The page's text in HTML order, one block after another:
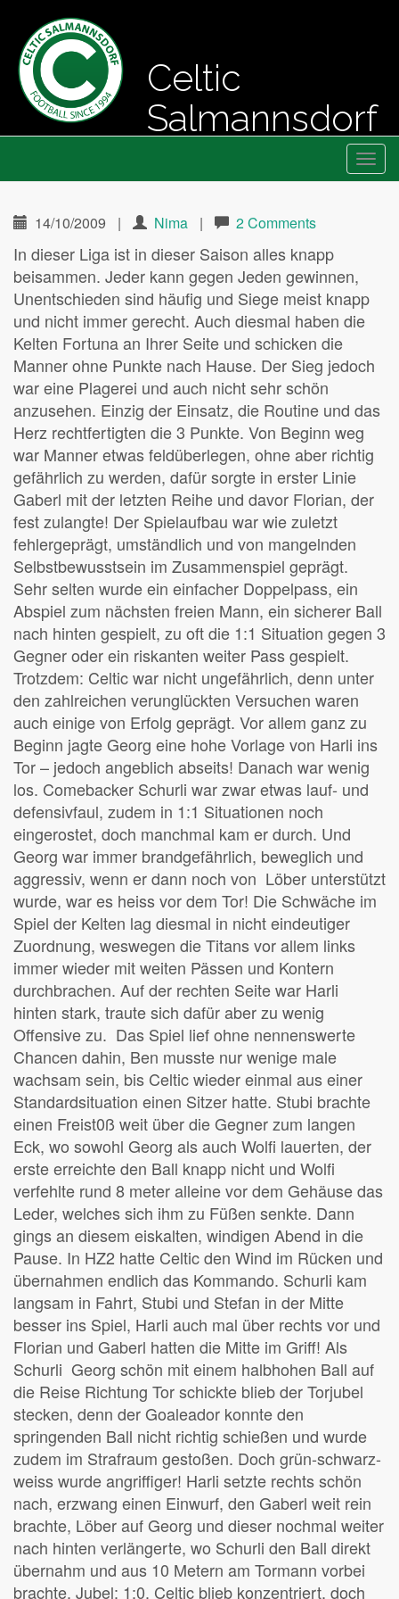
Celtic
Salmannsdorf
Menu
14/10/2009 | Nima | 2 Comments
In dieser Liga ist in dieser Saison alles knapp
beisammen. Jeder kann gegen Jeden gewinnen,
Unentschieden sind häufig und Siege meist knapp
und nicht immer gerecht. Auch diesmal haben die
Kelten Fortuna an Ihrer Seite und schicken die
Manner ohne Punkte nach Hause. Der Sieg jedoch
war eine Plagerei und auch nicht sehr schön
anzusehen. Einzig der Einsatz, die Routine und das
Herz rechtfertigten die 3 Punkte. Von Beginn weg
war Manner etwas feldüberlegen, ohne aber richtig
gefährlich zu werden, dafür sorgte in erster Linie
Gaberl mit der letzten Reihe und davor Florian, der
fest zulangte! Der Spielaufbau war wie zuletzt
fehlergeprägt, umständlich und von mangelnden
Selbstbewusstsein im Zusammenspiel geprägt.
Sehr selten wurde ein einfacher Doppelpass, ein
Abspiel zum nächsten freien Mann, ein sicherer Ball
nach hinten gespielt, zu oft die 1:1 Situation gegen 3
Gegner oder ein riskanten weiter Pass gespielt.
Trotzdem: Celtic war nicht ungefährlich, denn unter
den zahlreichen verunglückten Versuchen waren
auch einige von Erfolg geprägt. Vor allem ganz zu
Beginn jagte Georg eine hohe Vorlage von Harli ins
Tor – jedoch angeblich abseits! Danach war wenig
los. Comebacker Schurli war zwar etwas lauf- und
defensivfaul, zudem in 1:1 Situationen noch
eingerostet, doch manchmal kam er durch. Und
Georg war immer brandgefährlich, beweglich und
aggressiv, wenn er dann noch von Löber unterstützt
wurde, war es heiss vor dem Tor! Die Schwäche im
Spiel der Kelten lag diesmal in nicht eindeutiger
Zuordnung, weswegen die Titans vor allem links
immer wieder mit weiten Pässen und Kontern
durchbrachen. Auf der rechten Seite war Harli
hinten stark, traute sich dafür aber zu wenig
Offensive zu. Das Spiel lief ohne nennenswerte
Chancen dahin, Ben musste nur wenige male
wachsam sein, bis Celtic wieder einmal aus einer
Standardsituation einen Sitzer hatte. Stubi brachte
einen Freist0ß weit über die Gegner zum langen
Eck, wo sowohl Georg als auch Wolfi lauerten, der
erste erreichte den Ball knapp nicht und Wolfi
verfehlte rund 8 meter alleine vor dem Gehäuse das
Leder, welches sich ihm zu Füßen senkte. Dann
gings an diesem eiskalten, windigen Abend in die
Pause. In HZ2 hatte Celtic den Wind im Rücken und
übernahmen endlich das Kommando. Schurli kam
langsam in Fahrt, Stubi und Stefan in der Mitte
besser ins Spiel, Harli auch mal über rechts vor und
Florian und Gaberl hatten die Mitte im Griff! Als
Schurli Georg schön mit einem halbhohen Ball auf
die Reise Richtung Tor schickte blieb der Torjubel
stecken, denn der Goaleador konnte den
springenden Ball nicht richtig schießen und wurde
zudem im Strafraum gestoßen. Doch grün-schwarz-
weiss wurde angriffiger! Harli setzte rechts schön
nach, erzwang einen Einwurf, den Gaberl weit rein
brachte, Löber auf Georg und dieser nochmal weiter
nach hinten verlängerte, wo Schurli den Ball direkt
übernahm und aus 10 Metern am Tormann vorbei
brachte. Jubel: 1:0. Celtic blieb konzentriert, doch